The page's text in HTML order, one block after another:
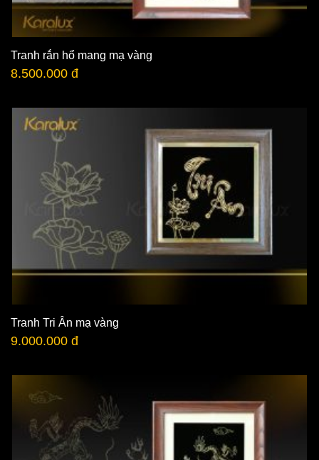
Tranh rắn hổ mang mạ vàng
8.500.000 đ
Tranh Tri Ân mạ vàng
9.000.000 đ